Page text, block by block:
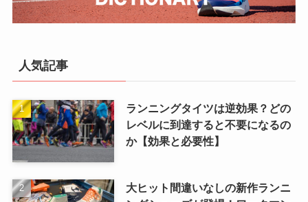
人気記事
ランニングタイツは逆効果？どの
レベルに到達すると不要になるの
か【効果と必要性】
大ヒット間違いなしの新作ランニ